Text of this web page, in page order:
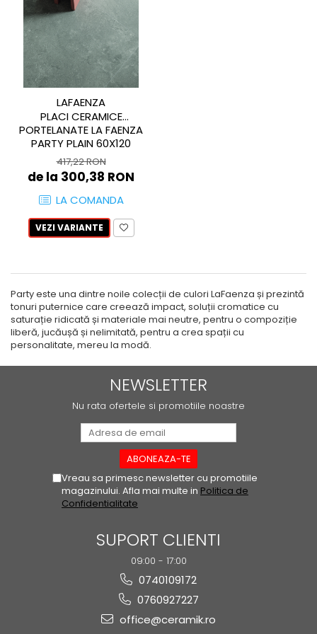
LEGNO VENEZIA
OSSIDO
OXIDE
RARE
SETA
LA FAENTZA XXL
AESTHETICA
COCOON
MAXXI
PARTY
TREX3
IMOLA CERAMICA XXL
AZUMA
AZUMA ROCK
RETINA
THE ROCK
CASALGRANDE PADANA
EKXTREME-ENERGIE KER
CALACATTA OCEANIC
AESTHETICA
BIANCO
BLANCO
COCOON
COTTOFAENZA
COUTURE
COUTURE
DAMA
LASTRA
ORO
PARTY
TREX3
CREATIVE CONCRETE
CREW BITTER
D_SEGNI COLORE
D_SEGNI
THIN WALL COVERING
LAVOARE
ROBINETI
FRATTINI
KLUDI
FDESIGN
MOBILIER BAIE
VASE WC SI BIDEURI
REZERVOARE WC
PISOARE
ACCESORII-BAIE
OGLINZI
SCAUN
MĂSUȚĂ CADĂ
SUPORTI
SANITARE SPECIALE
LAFAENZA
PLACI CERAMICE
PORTELANATE LA FAENZA
PARTY PLAIN 60X120
417,22 RON
de la 300,38 RON
LA COMANDA
VEZI VARIANTE
Party este una dintre noile colecții de culori LaFaenza și prezintă
tonuri puternice care creează impact, soluții cromatice cu
saturație ridicată și materiale mai neutre, pentru o compoziție
liberă, jucăușă și nelimitată, pentru a crea spații cu
personalitate, mereu la modă.
NEWSLETTER
Nu rata ofertele si promotiile noastre
Vreau sa primesc newsletter cu promotiile
magazinului. Afla mai multe in Politica de
Confidentialitate
SUPORT CLIENTI
09:00 - 17:00
0740109172
0760927227
office@ceramik.ro